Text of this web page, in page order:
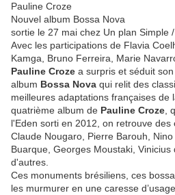
Pauline Croze
Nouvel album Bossa Nova
sortie le 27 mai chez Un plan Simple
Avec les participations de Flavia
Kamga, Bruno Ferreira, Marie
Pauline Croze a surpris et séduit
album Bossa Nova qui relit des
meilleures adaptations françaises de
quatrième album de Pauline Croze ,
l'Eden sorti en 2012, on retrouve
Claude Nougaro, Pierre Barouh,
Buarque, Georges Moustaki,
d'autres.
Ces monuments brésiliens, ces
les murmurer en une caresse